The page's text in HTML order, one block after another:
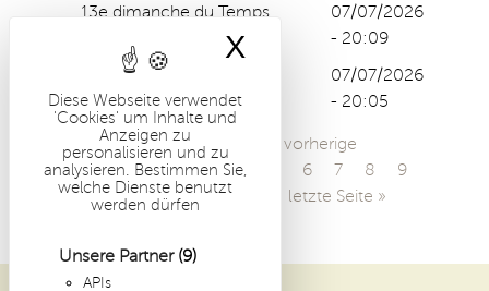
Diese Webseite verwendet
'Cookies' um Inhalte und
Anzeigen zu
personalisieren und zu
analysieren. Bestimmen Sie,
welche Dienste benutzt
werden dürfen
Unsere Partner (9)
APIs
X Cookies-
13e dimanche du Temps
07/07/2026
- 20:09
3e dimanche du Carême
07/07/2026
- 20:05
S
e
t
« erste Seite
‹ vorherige
Seite
1 2 3 4 6 7 8
9
…
nächste Seite › letzte Seite »